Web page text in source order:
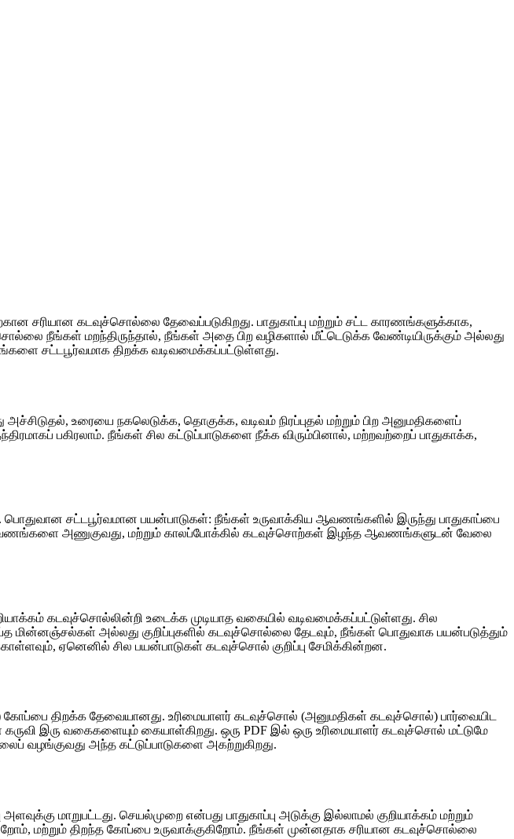
சரியான கடவுச்சொல்லை தேவைப்படுகிறது. பாதுகாப்பு மற்றும் சட்ட காரணங்களுக்காக,
நீங்கள் மறந்திருந்தால், நீங்கள் அதை பிற வழிகளால் மீட்டெடுக்க வேண்டியிருக்கும் அல்லது
சட்டபூர்வமாக திறக்க வடிவமைக்கப்பட்டுள்ளது.
உரையை நகலெடுக்க, தொகுக்க, வடிவம் நிரப்புதல் மற்றும் பிற அனுமதிகளைப்
பகிரலாம். நீங்கள் சில கட்டுப்பாடுகளை நீக்க விரும்பினால், மற்றவற்றைப் பாதுகாக்க,
சட்டபூர்வமான பயன்பாடுகள்: நீங்கள் உருவாக்கிய ஆவணங்களில் இருந்து பாதுகாப்பை
ஆவணங்களை அணுகுவது, மற்றும் காலப்போக்கில் கடவுச்சொற்கள் இழந்த ஆவணங்களுடன் வேலை
கடவுச்சொல்லின்றி உடைக்க முடியாத வகையில் வடிவமைக்கப்பட்டுள்ளது. சில
மின்னஞ்சல்கள் அல்லது குறிப்புகளில் கடவுச்சொல்லை தேடவும், நீங்கள் பொதுவாக பயன்படுத்தும்
ஏனெனில் சில பயன்பாடுகள் கடவுச்சொல் குறிப்பு சேமிக்கின்றன.
திறக்க தேவையானது. உரிமையாளர் கடவுச்சொல் (அனுமதிகள் கடவுச்சொல்) பார்வையிட
இரு வகைகளையும் கையாள்கிறது. ஒரு PDF இல் ஒரு உரிமையாளர் கடவுச்சொல் மட்டுமே
வழங்குவது அந்த கட்டுப்பாடுகளை அகற்றுகிறது.
மாறுபட்டது. செயல்முறை என்பது பாதுகாப்பு அடுக்கு இல்லாமல் குறியாக்கம் மற்றும்
மற்றும் திறந்த கோப்பை உருவாக்குகிறோம். நீங்கள் முன்னதாக சரியான கடவுச்சொல்லை